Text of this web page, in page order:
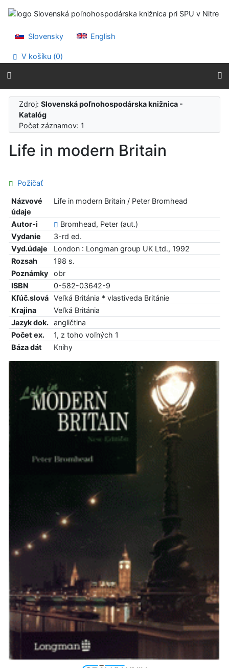
Prejsť na menu
Slovensky
English
V košíku (0)
Zdroj:Slovenská poľnohospodárska knižnica -
Katalóg
Počet záznamov: 1
Life in modern Britain
Požičať
Názvové
údaje
Life in modern Britain / Peter Bromhead
Autor-i
Bromhead, Peter (aut.)
Vydanie
3-rd ed.
Vyd.údaje
London : Longman group UK Ltd., 1992
Rozsah
198 s.
Poznámky
obr
ISBN
0-582-03642-9
Kľúč.slová
Veľká Británia * vlastiveda Británie
Krajina
Veľká Británia
Jazyk dok.
angličtina
Počet ex.
1, z toho voľných 1
Báza dát
Knihy